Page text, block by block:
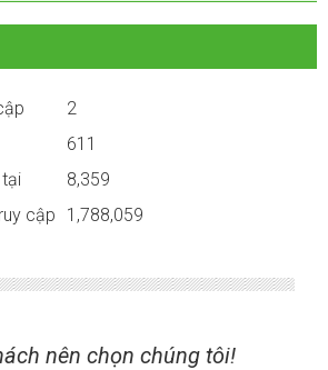
2
611
8,359
cập
1,788,059
nên chọn chúng tôi!